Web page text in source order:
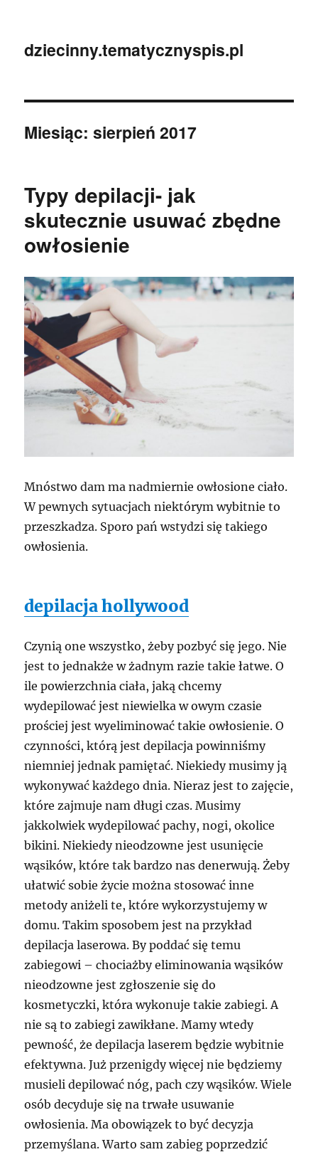
dziecinny.tematycznyspis.pl
Miesiąc:sierpień 2017
Typy depilacji- jak
skutecznie usuwać zbędne
owłosienie
Mnóstwo dam ma nadmiernie owłosione ciało.
W pewnych sytuacjach niektórym wybitnie to
przeszkadza. Sporo pań wstydzi się takiego
owłosienia.
depilacja hollywood
Czynią one wszystko, żeby pozbyć się jego. Nie
jest to jednakże w żadnym razie takie łatwe. O
ile powierzchnia ciała, jaką chcemy
wydepilować jest niewielka w owym czasie
prościej jest wyeliminować takie owłosienie. O
czynności, którą jest depilacja powinniśmy
niemniej jednak pamiętać. Niekiedy musimy ją
wykonywać każdego dnia. Nieraz jest to zajęcie,
które zajmuje nam długi czas. Musimy
jakkolwiek wydepilować pachy, nogi, okolice
bikini. Niekiedy nieodzowne jest usunięcie
wąsików, które tak bardzo nas denerwują. Żeby
ułatwić sobie życie można stosować inne
metody aniżeli te, które wykorzystujemy w
domu. Takim sposobem jest na przykład
depilacja laserowa. By poddać się temu
zabiegowi – chociażby eliminowania wąsików
nieodzowne jest zgłoszenie się do
kosmetyczki, która wykonuje takie zabiegi. A
nie są to zabiegi zawikłane. Mamy wtedy
pewność, że depilacja laserem będzie wybitnie
efektywna. Już przenigdy więcej nie będziemy
musieli depilować nóg, pach czy wąsików. Wiele
osób decyduje się na trwałe usuwanie
owłosienia. Ma obowiązek to być decyzja
przemyślana. Warto sam zabieg poprzedzić